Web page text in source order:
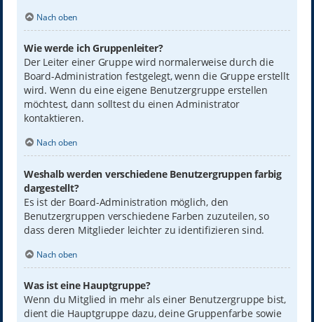
Nach oben
Wie werde ich Gruppenleiter?
Der Leiter einer Gruppe wird normalerweise durch die
Board-Administration festgelegt, wenn die Gruppe erstellt
wird. Wenn du eine eigene Benutzergruppe erstellen
möchtest, dann solltest du einen Administrator
kontaktieren.
Nach oben
Weshalb werden verschiedene Benutzergruppen farbig
dargestellt?
Es ist der Board-Administration möglich, den
Benutzergruppen verschiedene Farben zuzuteilen, so
dass deren Mitglieder leichter zu identifizieren sind.
Nach oben
Was ist eine Hauptgruppe?
Wenn du Mitglied in mehr als einer Benutzergruppe bist,
dient die Hauptgruppe dazu, deine Gruppenfarbe sowie